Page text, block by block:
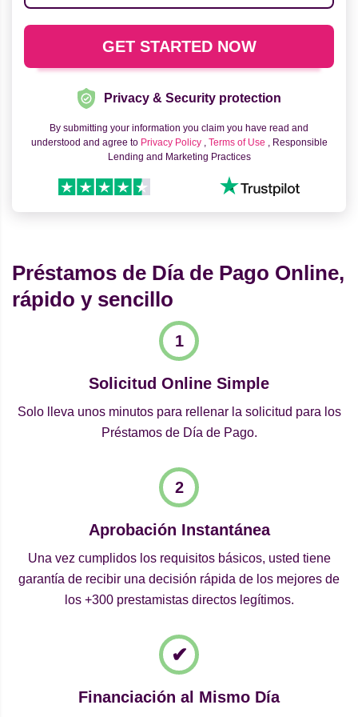
Privacy & Security protection
By submitting your information you claim you have read and
understood and agree to Privacy Policy , Terms of Use , Responsible
Lending and Marketing Practices
Préstamos de Día de Pago Online,
rápido y sencillo
Solicitud Online Simple
Solo lleva unos minutos para rellenar la solicitud para los
Préstamos de Día de Pago.
Aprobación Instantánea
Una vez cumplidos los requisitos básicos, usted tiene
garantía de recibir una decisión rápida de los mejores de
los +300 prestamistas directos legítimos.
Financiación al Mismo Día